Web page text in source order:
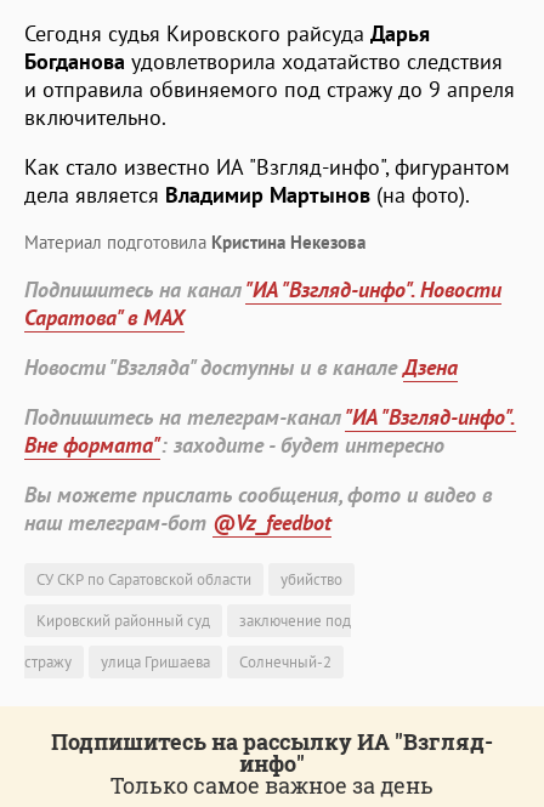
Сегодня судья Кировского райсуда Дарья
Богданова удовлетворила ходатайство следствия
и отправила обвиняемого под стражу до 9 апреля
включительно.
Как стало известно ИА "Взгляд-инфо", фигурантом
дела является Владимир Мартынов (на фото).
Материал подготовила Кристина Некезова
Подпишитесь на канал"ИА "Взгляд-инфо". Новости
Саратова" в MAX
Новости "Взгляда" доступны и в каналеДзена
Подпишитесь на телеграм-канал"ИА "Взгляд-инфо".
Вне формата": заходите - будет интересно
Вы можете прислать сообщения, фото и видео в
наш телеграм-бот @Vz_feedbot
СУ СКР по Саратовской области
убийство
Кировский районный суд
заключение под
стражу
улица Гришаева Солнечный-2
Подпишитесь на рассылку ИА "Взгляд-
инфо"
Только самое важное за день